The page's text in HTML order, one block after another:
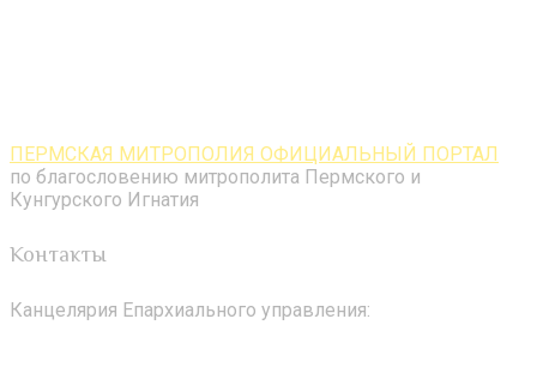
ПЕРМСКАЯ МИТРОПОЛИЯ ОФИЦИАЛЬНЫЙ ПОРТАЛ
по благословению митрополита Пермского и
Кунгурского Игнатия
Контакты
Канцелярия Епархиального управления: